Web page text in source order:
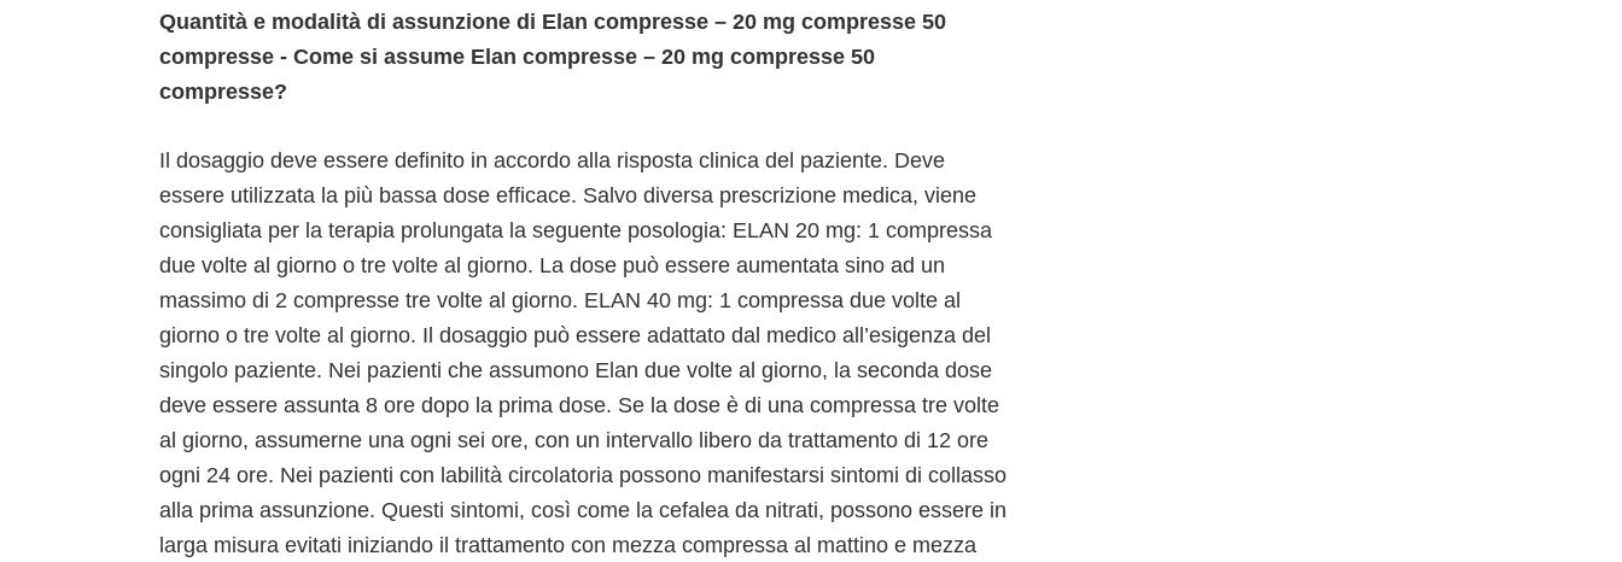
Quantità e modalità di assunzione di Elan compresse – 20 mg compresse 50
compresse - Come si assume Elan compresse – 20 mg compresse 50
compresse?
Il dosaggio deve essere definito in accordo alla risposta clinica del paziente. Deve
essere utilizzata la più bassa dose efficace. Salvo diversa prescrizione medica, viene
consigliata per la terapia prolungata la seguente posologia: ELAN 20 mg: 1 compressa
due volte al giorno o tre volte al giorno. La dose può essere aumentata sino ad un
massimo di 2 compresse tre volte al giorno. ELAN 40 mg: 1 compressa due volte al
giorno o tre volte al giorno. Il dosaggio può essere adattato dal medico all’esigenza del
singolo paziente. Nei pazienti che assumono Elan due volte al giorno, la seconda dose
deve essere assunta 8 ore dopo la prima dose. Se la dose è di una compressa tre volte
al giorno, assumerne una ogni sei ore, con un intervallo libero da trattamento di 12 ore
ogni 24 ore. Nei pazienti con labilità circolatoria possono manifestarsi sintomi di collasso
alla prima assunzione. Questi sintomi, così come la cefalea da nitrati, possono essere in
larga misura evitati iniziando il trattamento con mezza compressa al mattino e mezza